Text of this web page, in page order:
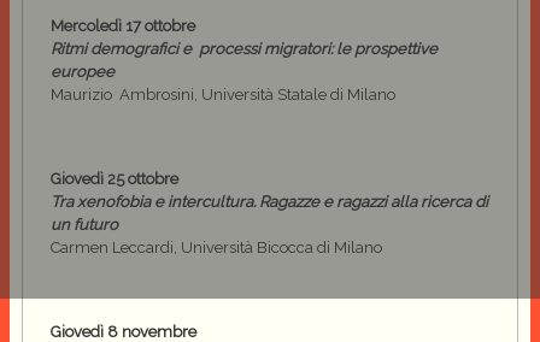
Mercoledì 17 ottobre
Ritmi demografici e processi migratori: le prospettive
europee
Maurizio Ambrosini, Università Statale di Milano
Giovedì 25 ottobre
Tra xenofobia e intercultura. Ragazze e ragazzi alla ricerca di
un futuro
Carmen Leccardi, Università Bicocca di Milano
Giovedì 8 novembre